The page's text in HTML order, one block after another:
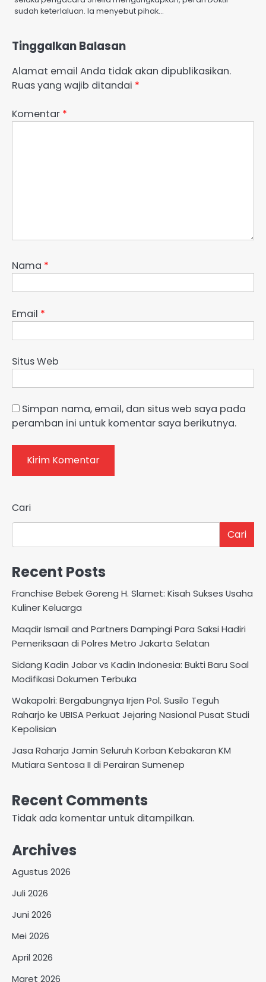
sudah keterlaluan. Ia menyebut pihak…
Tinggalkan Balasan
Alamat email Anda tidak akan dipublikasikan.
Ruas yang wajib ditandai *
Komentar *
Nama *
Email *
Situs Web
Simpan nama, email, dan situs web saya pada
peramban ini untuk komentar saya berikutnya.
Cari
Cari
Recent Posts
Franchise Bebek Goreng H. Slamet: Kisah Sukses Usaha
Kuliner Keluarga
Maqdir Ismail and Partners Dampingi Para Saksi Hadiri
Pemeriksaan di Polres Metro Jakarta Selatan
Sidang Kadin Jabar vs Kadin Indonesia: Bukti Baru Soal
Modifikasi Dokumen Terbuka
Wakapolri: Bergabungnya Irjen Pol. Susilo Teguh
Raharjo ke UBISA Perkuat Jejaring Nasional Pusat Studi
Kepolisian
Jasa Raharja Jamin Seluruh Korban Kebakaran KM
Mutiara Sentosa II di Perairan Sumenep
Recent Comments
Tidak ada komentar untuk ditampilkan.
Archives
Agustus 2026
Juli 2026
Juni 2026
Mei 2026
April 2026
Maret 2026